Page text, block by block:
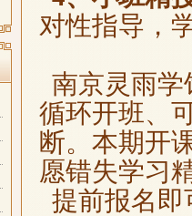
对性指导，
南京灵雨
循环开班、
断。 本期开
愿错失学习
提前报名即